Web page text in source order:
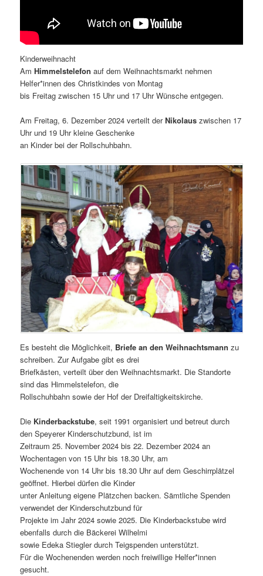
Kinderweihnacht
AmHimmelstelefon auf dem Weihnachtsmarkt nehmen
Helfer*innen des Christkindes von Montag
bis Freitag zwischen 15 Uhr und 17 Uhr Wünsche entgegen.
Am Freitag, 6. Dezember 2024 verteilt derNikolauszwischen 17
Uhr und 19 Uhr kleine Geschenke
an Kinder bei der Rollschuhbahn.
Es besteht die Möglichkeit, Briefe an den Weihnachtsmann zu
schreiben. Zur Aufgabe gibt es drei
Briefkästen, verteilt über den Weihnachtsmarkt. Die Standorte
sind das Himmelstelefon, die
Rollschuhbahn sowie der Hof der Dreifaltigkeitskirche.
Die Kinderbackstube, seit 1991 organisiert und betreut durch
den Speyerer Kinderschutzbund, ist im
Zeitraum 25. November 2024 bis 22. Dezember 2024 an
Wochentagen von 15 Uhr bis 18.30 Uhr, am
Wochenende von 14 Uhr bis 18.30 Uhr auf dem Geschirrplätzel
geöffnet. Hierbei dürfen die Kinder
unter Anleitung eigene Plätzchen backen. Sämtliche Spenden
verwendet der Kinderschutzbund für
Projekte im Jahr 2024 sowie 2025. Die Kinderbackstube wird
ebenfalls durch die Bäckerei Wilhelmi
sowie Edeka Stiegler durch Teigspenden unterstützt.
Für die Wochenenden werden noch freiwillige Helfer*innen
gesucht.